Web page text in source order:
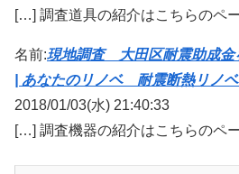
[…] 調査道具の紹介はこちらのペ
名前:現地調査 大田区耐震助成金
| あなたのリノベ 耐震断熱リノ
2018/01/03(水) 21:40:33
[…] 調査機器の紹介はこちらのペ